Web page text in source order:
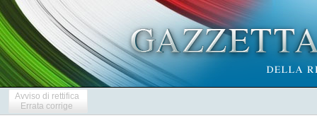
Avviso di rettifica
Errata corrige